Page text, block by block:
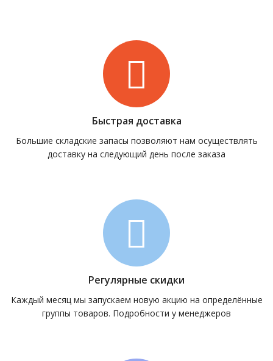
Быстрая доставка
Большие складские запасы позволяют нам осуществлять
доставку на следующий день после заказа
Регулярные скидки
Каждый месяц мы запускаем новую акцию на определённые
группы товаров. Подробности у менеджеров